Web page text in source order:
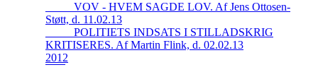
_____VOV - HVEM SAGDE LOV. Af Jens Ottosen-
Støtt, d. 11.02.13
_____POLITIETS INDSATS I STILLADSKRIG
KRITISERES. Af Martin Flink, d. 02.02.13
2012